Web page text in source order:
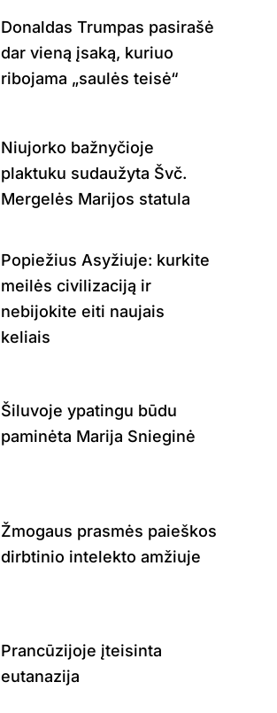
Donaldas Trumpas pasirašė
dar vieną įsaką, kuriuo
ribojama „saulės teisė“
Niujorko bažnyčioje
plaktuku sudaužyta Švč.
Mergelės Marijos statula
Popiežius Asyžiuje: kurkite
meilės civilizaciją ir
nebijokite eiti naujais
keliais
Šiluvoje ypatingu būdu
paminėta Marija Snieginė
Žmogaus prasmės paieškos
dirbtinio intelekto amžiuje
Prancūzijoje įteisinta
eutanazija